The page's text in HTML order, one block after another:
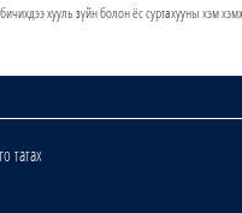
хууль зүйн болон ёс суртахууны хэм
татах